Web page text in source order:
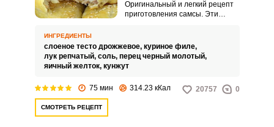
Оригинальный и легкий рецепт
приготовления самсы. Эти
ИНГРЕДИЕНТЫ
слоеное тесто дрожжевое, куриное филе,
лук репчатый, соль, перец черный молотый,
яичный желток, кунжут
75 мин 314.23 кКал 20757 0
СМОТРЕТЬ РЕЦЕПТ